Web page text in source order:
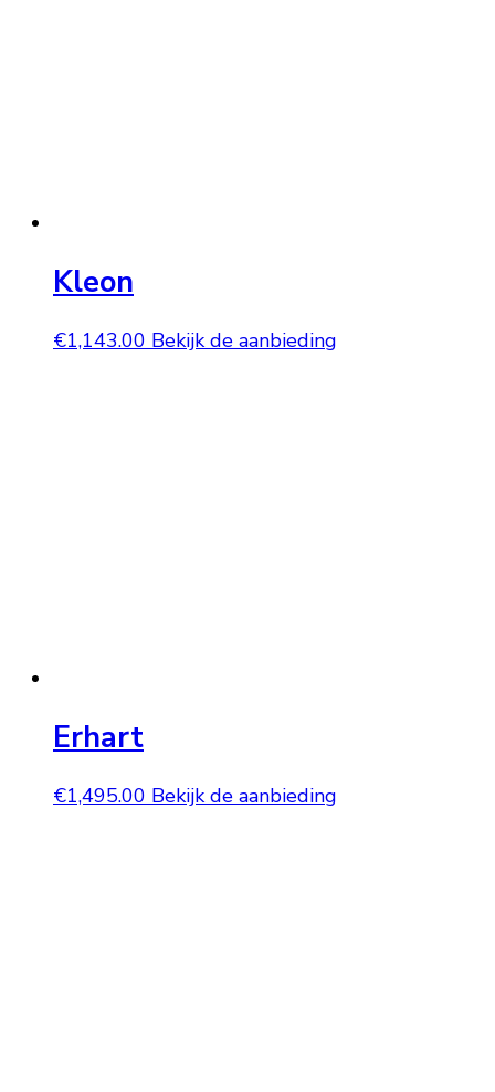
Kleon
€1,143.00 Bekijk de aanbieding
Erhart
€1,495.00 Bekijk de aanbieding